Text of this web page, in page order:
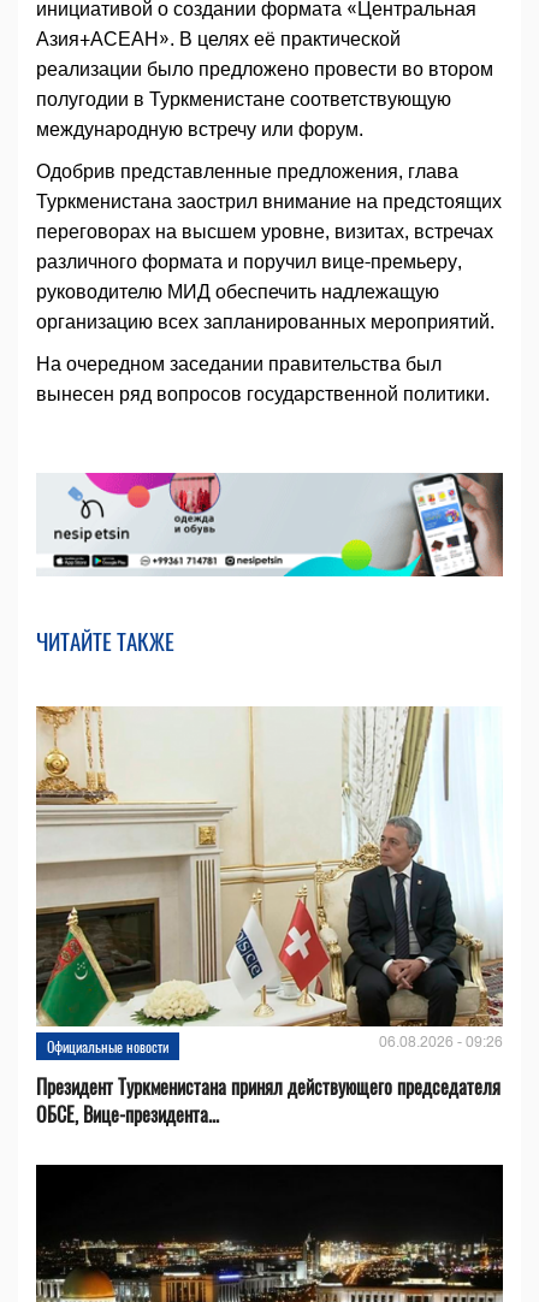
инициативой о создании формата «Центральная
Азия+АСЕАН». В целях её практической
реализации было предложено провести во втором
полугодии в Туркменистане соответствующую
международную встречу или форум.
Одобрив представленные предложения, глава
Туркменистана заострил внимание на предстоящих
переговорах на высшем уровне, визитах, встречах
различного формата и поручил вице-премьеру,
руководителю МИД обеспечить надлежащую
организацию всех запланированных мероприятий.
На очередном заседании правительства был
вынесен ряд воп­росов государственной политики.
ЧИТАЙТЕ ТАКЖЕ
Официальные новости 06.08.2026 - 09:26
Президент Туркменистана принял действующего председателя
ОБСЕ, Вице-президента...